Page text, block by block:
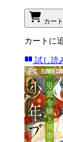
カー
カートに
試し読